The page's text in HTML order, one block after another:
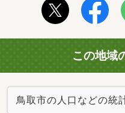
この地域
鳥取市の人口などの統